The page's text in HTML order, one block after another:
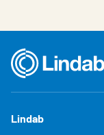
Lindab